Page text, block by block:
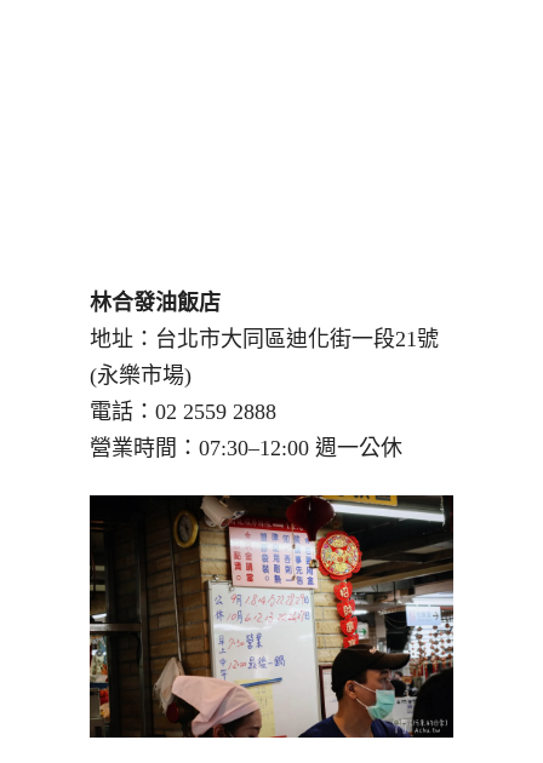
林合發油飯店
地址：台北市大同區迪化街一段21號
(永樂市場)
電話：02 2559 2888
營業時間：07:30–12:00 週一公休